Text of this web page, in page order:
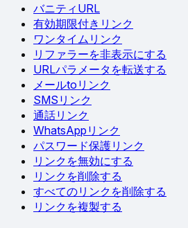
バニティURL
有効期限付きリンク
ワンタイムリンク
リファラーを非表示にする
URLパラメータを転送する
メールtoリンク
SMSリンク
通話リンク
WhatsAppリンク
パスワード保護リンク
リンクを無効にする
リンクを削除する
すべてのリンクを削除する
リンクを複製する